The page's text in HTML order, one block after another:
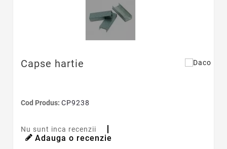
Capse hartie
Cod Produs: CP9238
Nu sunt inca recenzii
Adauga o recenzie